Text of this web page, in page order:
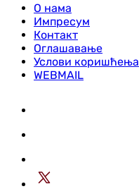
О нама
Импресум
Контакт
Оглашавање
Услови коришћења
WEBMAIL